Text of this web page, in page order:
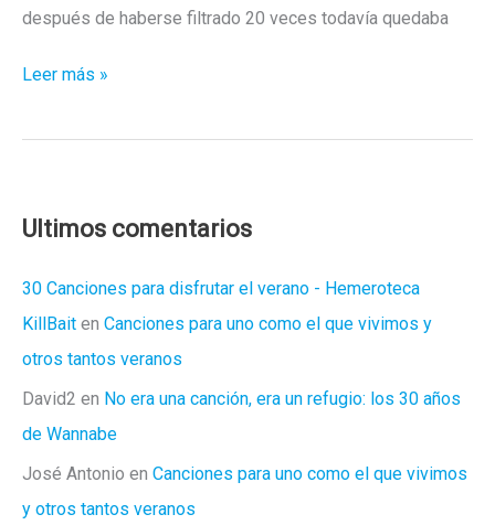
después de haberse filtrado 20 veces todavía quedaba
Lo
BBC
Leer más »
Ultimos comentarios
30 Canciones para disfrutar el verano - Hemeroteca
KillBait en Canciones para uno como el que vivimos y
otros tantos veranos
David2 en No era una canción, era un refugio: los 30 años
de Wannabe
José Antonio en Canciones para uno como el que vivimos
y otros tantos veranos